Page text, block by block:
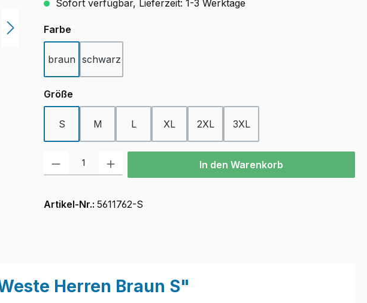
Sofort verfügbar, Lieferzeit: 1-3 Werktage
Farbe
braun schwarz
Größe
S M L XL 2XL 3XL
Produkt Anzahl: Gib den gewünschten Wert ein oder benutze die Schaltflächen
In den Warenkorb
Artikel-Nr.: 5611762-S
Herren Braun S"